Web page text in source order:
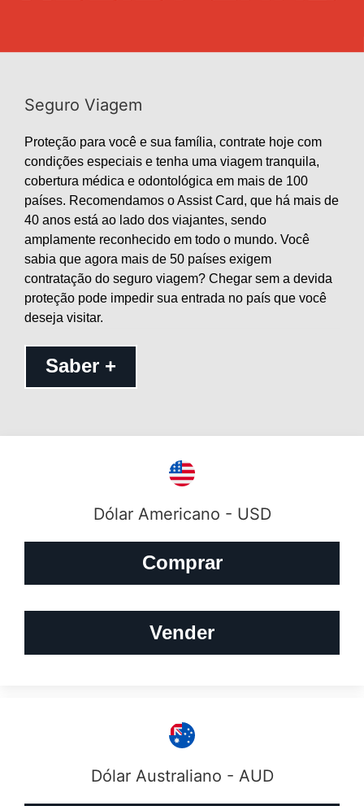
Seguro Viagem
Proteção para você e sua família, contrate hoje com
condições especiais e tenha uma viagem tranquila,
cobertura médica e odontológica em mais de 100
países. Recomendamos o Assist Card, que há mais de
40 anos está ao lado dos viajantes, sendo
amplamente reconhecido em todo o mundo. Você
sabia que agora mais de 50 países exigem
contratação do seguro viagem? Chegar sem a devida
proteção pode impedir sua entrada no país que você
deseja visitar.
Saber +
Dólar Americano - USD
Comprar
Vender
Dólar Australiano - AUD